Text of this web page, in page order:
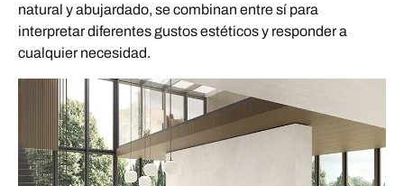
natural y abujardado, se combinan entre sí para
interpretar diferentes gustos estéticos y responder a
cualquier necesidad.